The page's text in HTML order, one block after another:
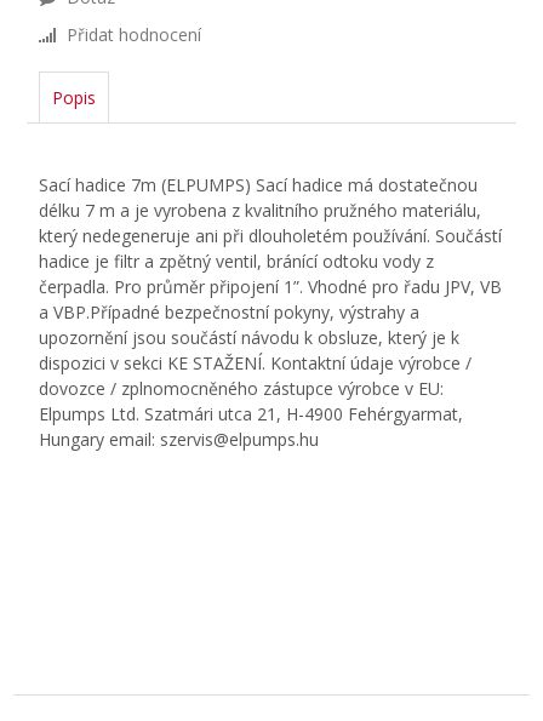
Přidat hodnocení
Popis
Sací hadice 7m (ELPUMPS) Sací hadice má dostatečnou
délku 7 m a je vyrobena z kvalitního pružného materiálu,
který nedegeneruje ani při dlouholetém používání. Součástí
hadice je filtr a zpětný ventil, bránící odtoku vody z
čerpadla. Pro průměr připojení 1”. Vhodné pro řadu JPV, VB
a VBP.Případné bezpečnostní pokyny, výstrahy a
upozornění jsou součástí návodu k obsluze, který je k
dispozici v sekci KE STAŽENÍ. Kontaktní údaje výrobce /
dovozce / zplnomocněného zástupce výrobce v EU:
Elpumps Ltd. Szatmári utca 21, H-4900 Fehérgyarmat,
Hungary email: szervis@elpumps.hu